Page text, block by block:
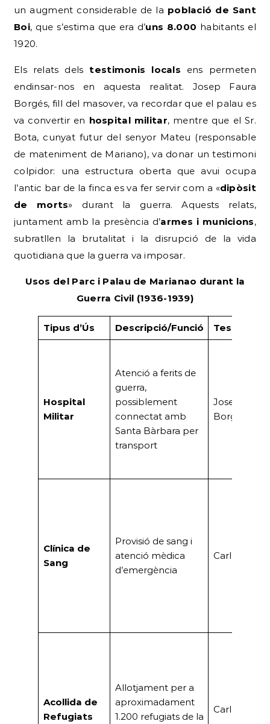
un augment considerable de la població de Sant
Boi, que s’estima que era d’uns 8.000 habitants el
1920.
Els relats dels testimonis locals ens permeten
endinsar-nos en aquesta realitat. Josep Faura
Borgés, fill del masover, va recordar que el palau es
va convertir en hospital militar, mentre que el Sr.
Bota, cunyat futur del senyor Mateu (responsable
de mateniment de Mariano), va donar un testimoni
colpidor: una estructura oberta que avui ocupa
l’antic bar de la finca es va fer servir com a «dipòsit
de morts» durant la guerra. Aquests relats,
juntament amb la presència d’armes i municions,
subratllen la brutalitat i la disrupció de la vida
quotidiana que la guerra va imposar.
Usos del Parc i Palau de Marianao durant la
Guerra Civil (1936-1939)
Tipus d’Ús Descripció/Funció
Hospital
Militar
Atenció a ferits de
guerra,
possiblement
connectat amb
Santa Bàrbara per
transport
Josep Faura
Borgés, Sr.
Clínica de
Sang
Provisió de sang i
atenció mèdica
d’emergència
Carles Serret
Acollida de
Refugiats
Allotjament per a
aproximadament
1.200 refugiats de la
Carles Serret